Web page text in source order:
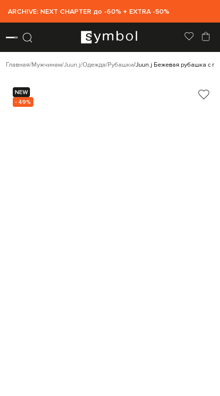
ARCHIVE: NEXT CHAPTER до -60% + EXTRA -50%
Главная Мужчинам Juun.j Одежда Рубашки Juun.j Бежевая рубашка с
NEW
- 49%